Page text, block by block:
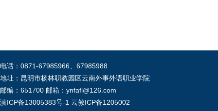
电话：0871-67985966、67985988
地址：昆明市杨林职教园区云南外事外语职业学院
邮编：651700 邮箱：ynfafl@126.com
滇ICP备13005383号-1 云教ICP备1205002